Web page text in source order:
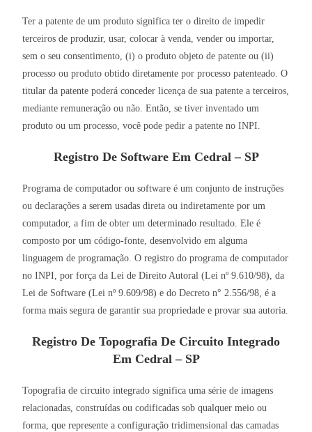
Ter a patente de um produto significa ter o direito de impedir
terceiros de produzir, usar, colocar à venda, vender ou importar,
sem o seu consentimento, (i) o produto objeto de patente ou (ii)
processo ou produto obtido diretamente por processo patenteado. O
titular da patente poderá conceder licença de sua patente a terceiros,
mediante remuneração ou não. Então, se tiver inventado um
produto ou um processo, você pode pedir a patente no INPI.
Registro De Software Em Cedral – SP
Programa de computador ou software é um conjunto de instruções
ou declarações a serem usadas direta ou indiretamente por um
computador, a fim de obter um determinado resultado. Ele é
composto por um código-fonte, desenvolvido em alguma
linguagem de programação. O registro do programa de computador
no INPI, por força da Lei de Direito Autoral (Lei nº 9.610/98), da
Lei de Software (Lei nº 9.609/98) e do Decreto n° 2.556/98, é a
forma mais segura de garantir sua propriedade e provar sua autoria.
Registro De Topografia De Circuito Integrado
Em Cedral – SP
Topografia de circuito integrado significa uma série de imagens
relacionadas, construídas ou codificadas sob qualquer meio ou
forma, que represente a configuração tridimensional das camadas